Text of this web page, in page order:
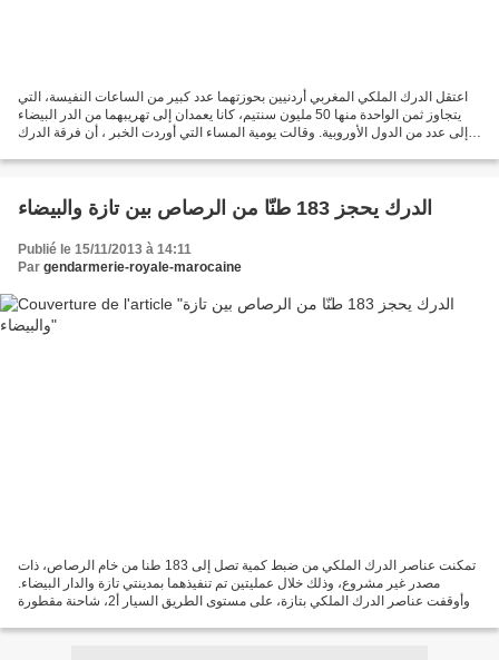
اعتقل الدرك الملكي المغربي أردنيين بحوزتهما عدد كبير من الساعات النفيسة، التي
يتجاوز ثمن الواحدة منها 50 مليون سنتيم، كانا يعمدان إلى تهريبهما من الدر البيضاء
إلى عدد من الدول الأوروبية. وقالت يومية المساء التي أوردت الخبر ، أن فرقة الدرك
الدرك يحجز 183 طنّا من الرصاص بين تازة والبيضاء
Publié le 15/11/2013 à 14:11
Par gendarmerie-royale-marocaine
تمكنت عناصر الدرك الملكي من ضبط كمية تصل إلى 183 طنا من خام الرصاص، ذات
مصدر غير مشروع، وذلك خلال عمليتين تم تنفيذهما بمدينتي تازة والدار البيضاء.
وأوقفت عناصر الدرك الملكي بتازة، على مستوى الطريق السيار أ2، شاحنة مقطورة